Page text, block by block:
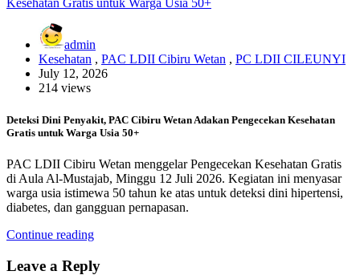
admin
Kesehatan , PAC LDII Cibiru Wetan , PC LDII CILEUNYI
July 12, 2026
214 views
Deteksi Dini Penyakit, PAC Cibiru Wetan Adakan Pengecekan Kesehatan
Gratis untuk Warga Usia 50+
PAC LDII Cibiru Wetan menggelar Pengecekan Kesehatan Gratis
di Aula Al-Mustajab, Minggu 12 Juli 2026. Kegiatan ini menyasar
warga usia istimewa 50 tahun ke atas untuk deteksi dini hipertensi,
diabetes, dan gangguan pernapasan.
Continue reading
Leave a Reply